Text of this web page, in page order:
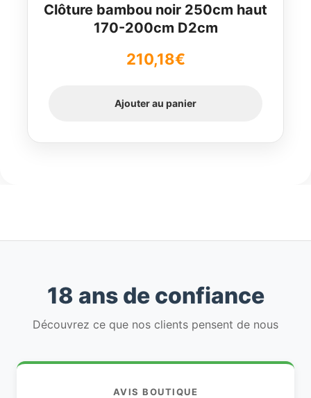
Clôture bambou noir 250cm haut
170-200cm D2cm
210,18€
Ajouter au panier
18 ans de confiance
Découvrez ce que nos clients pensent de nous
AVIS BOUTIQUE